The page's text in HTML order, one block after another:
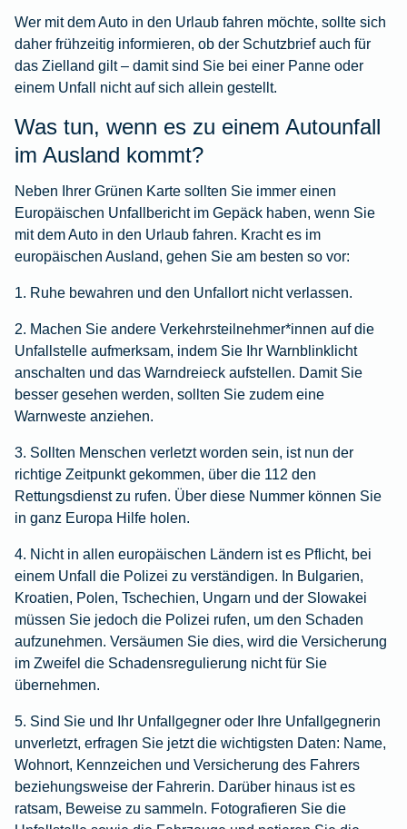
Wer mit dem Auto in den Urlaub fahren möchte, sollte sich
daher frühzeitig informieren, ob der Schutzbrief auch für
das Zielland gilt – damit sind Sie bei einer Panne oder
einem Unfall nicht auf sich allein gestellt.
Was tun, wenn es zu einem Autounfall
im Ausland kommt?
Neben Ihrer Grünen Karte sollten Sie immer einen
Europäischen Unfallbericht im Gepäck haben, wenn Sie
mit dem Auto in den Urlaub fahren. Kracht es im
europäischen Ausland, gehen Sie am besten so vor:
1. Ruhe bewahren und den Unfallort nicht verlassen.
2. Machen Sie andere Verkehrsteilnehmer*innen auf die
Unfallstelle aufmerksam, indem Sie Ihr Warnblinklicht
anschalten und das Warndreieck aufstellen. Damit Sie
besser gesehen werden, sollten Sie zudem eine
Warnweste anziehen.
3. Sollten Menschen verletzt worden sein, ist nun der
richtige Zeitpunkt gekommen, über die 112 den
Rettungsdienst zu rufen. Über diese Nummer können Sie
in ganz Europa Hilfe holen.
4. Nicht in allen europäischen Ländern ist es Pflicht, bei
einem Unfall die Polizei zu verständigen. In Bulgarien,
Kroatien, Polen, Tschechien, Ungarn und der Slowakei
müssen Sie jedoch die Polizei rufen, um den Schaden
aufzunehmen. Versäumen Sie dies, wird die Versicherung
im Zweifel die Schadensregulierung nicht für Sie
übernehmen.
5. Sind Sie und Ihr Unfallgegner oder Ihre Unfallgegnerin
unverletzt, erfragen Sie jetzt die wichtigsten Daten: Name,
Wohnort, Kennzeichen und Versicherung des Fahrers
beziehungsweise der Fahrerin. Darüber hinaus ist es
ratsam, Beweise zu sammeln. Fotografieren Sie die